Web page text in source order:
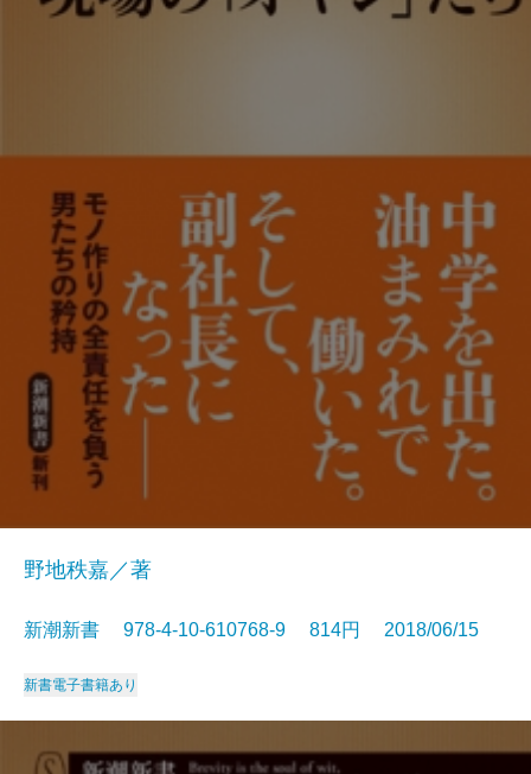
野地秩嘉／著
新潮新書 978-4-10-610768-9 814円 2018/06/15
新書電子書籍あり